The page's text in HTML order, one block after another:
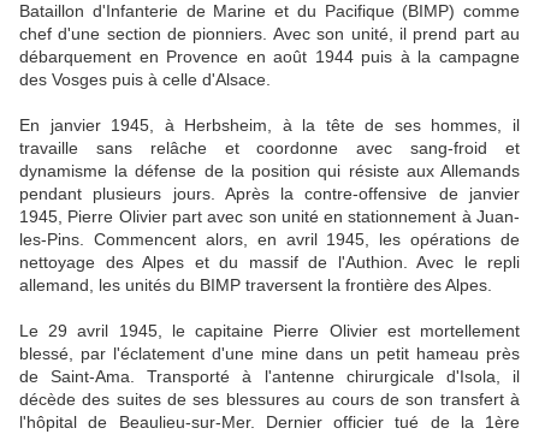
Bataillon d'Infanterie de Marine et du Pacifique (BIMP) comme
chef d'une section de pionniers. Avec son unité, il prend part au
débarquement en Provence en août 1944 puis à la campagne
des Vosges puis à celle d'Alsace.
En janvier 1945, à Herbsheim, à la tête de ses hommes, il
travaille sans relâche et coordonne avec sang-froid et
dynamisme la défense de la position qui résiste aux Allemands
pendant plusieurs jours. Après la contre-offensive de janvier
1945, Pierre Olivier part avec son unité en stationnement à Juan-
les-Pins. Commencent alors, en avril 1945, les opérations de
nettoyage des Alpes et du massif de l'Authion. Avec le repli
allemand, les unités du BIMP traversent la frontière des Alpes.
Le 29 avril 1945, le capitaine Pierre Olivier est mortellement
blessé, par l'éclatement d'une mine dans un petit hameau près
de Saint-Ama. Transporté à l'antenne chirurgicale d'Isola, il
décède des suites de ses blessures au cours de son transfert à
l'hôpital de Beaulieu-sur-Mer. Dernier officier tué de la 1ère